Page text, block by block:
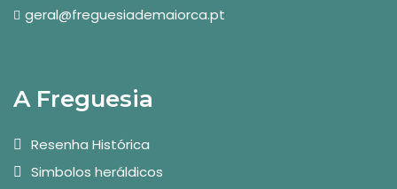
geral@freguesiademaiorca.pt
A Freguesia
Resenha Histórica
Simbolos heráldicos